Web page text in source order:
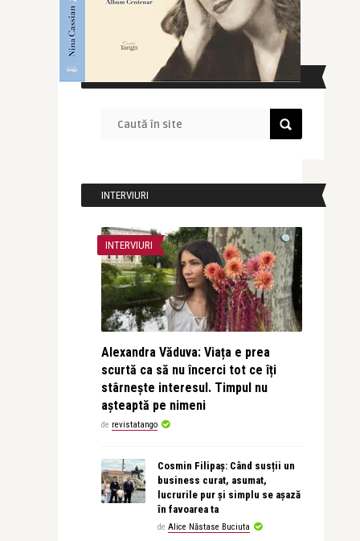
CAUTĂ ÎN SITE
INTERVIURI
INTERVIURI
Alexandra Văduva: Viața e prea
scurtă ca să nu încerci tot ce îți
stârnește interesul. Timpul nu
așteaptă pe nimeni
de revistatango
Cosmin Filipaș: Când susții un
business curat, asumat,
lucrurile pur și simplu se așază
în favoarea ta
de Alice Năstase Buciuta